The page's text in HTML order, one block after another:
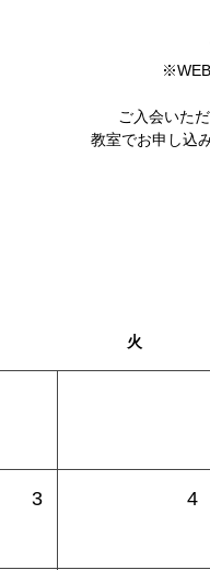
ご入会いた
教室でお申し込
火
3 4